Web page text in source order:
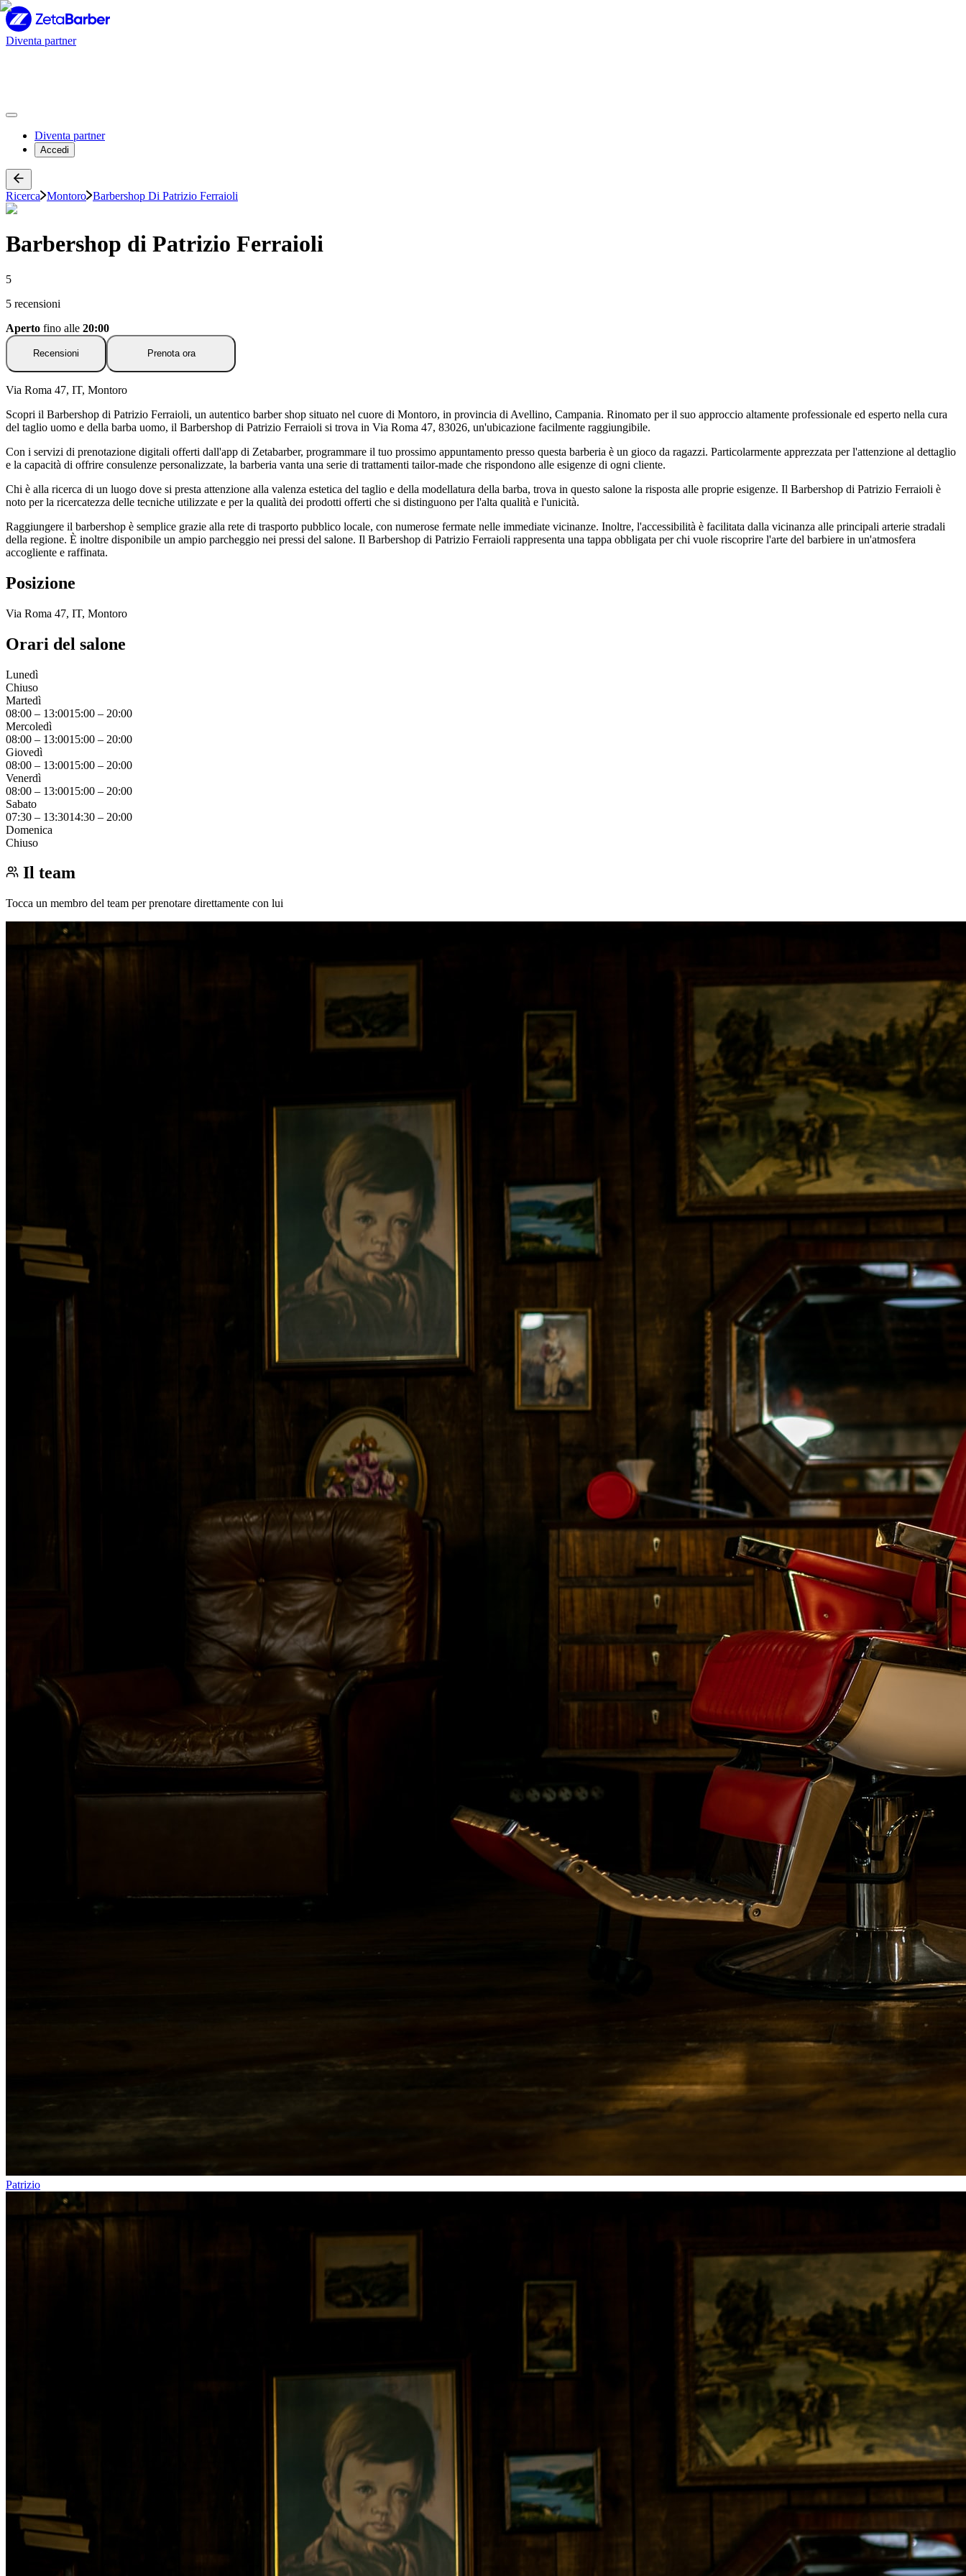
Diventa partner
Diventa partner
Accedi
Ricerca Montoro Barbershop Di Patrizio Ferraioli
Barbershop di Patrizio Ferraioli
5
5 recensioni
Aperto fino alle 20:00
Recensioni Prenota ora
Via Roma 47, IT, Montoro
Scopri il Barbershop di Patrizio Ferraioli, un autentico barber shop situato nel cuore di Montoro, in provincia di Avellino, Campania. Rinomato per il suo approccio altamente professionale ed esperto nella cura
del taglio uomo e della barba uomo, il Barbershop di Patrizio Ferraioli si trova in Via Roma 47, 83026, un'ubicazione facilmente raggiungibile.
Con i servizi di prenotazione digitali offerti dall'app di Zetabarber, programmare il tuo prossimo appuntamento presso questa barberia è un gioco da ragazzi. Particolarmente apprezzata per l'attenzione al dettaglio
e la capacità di offrire consulenze personalizzate, la barberia vanta una serie di trattamenti tailor-made che rispondono alle esigenze di ogni cliente.
Chi è alla ricerca di un luogo dove si presta attenzione alla valenza estetica del taglio e della modellatura della barba, trova in questo salone la risposta alle proprie esigenze. Il Barbershop di Patrizio Ferraioli è
noto per la ricercatezza delle tecniche utilizzate e per la qualità dei prodotti offerti che si distinguono per l'alta qualità e l'unicità.
Raggiungere il barbershop è semplice grazie alla rete di trasporto pubblico locale, con numerose fermate nelle immediate vicinanze. Inoltre, l'accessibilità è facilitata dalla vicinanza alle principali arterie stradali
della regione. È inoltre disponibile un ampio parcheggio nei pressi del salone. Il Barbershop di Patrizio Ferraioli rappresenta una tappa obbligata per chi vuole riscoprire l'arte del barbiere in un'atmosfera
accogliente e raffinata.
Posizione
Via Roma 47, IT, Montoro
Orari del salone
Lunedì
Chiuso
Martedì
08:00 – 13:0015:00 – 20:00
Mercoledì
08:00 – 13:0015:00 – 20:00
Giovedì
08:00 – 13:0015:00 – 20:00
Venerdì
08:00 – 13:0015:00 – 20:00
Sabato
07:30 – 13:3014:30 – 20:00
Domenica
Chiuso
Il team
Tocca un membro del team per prenotare direttamente con lui
Patrizio